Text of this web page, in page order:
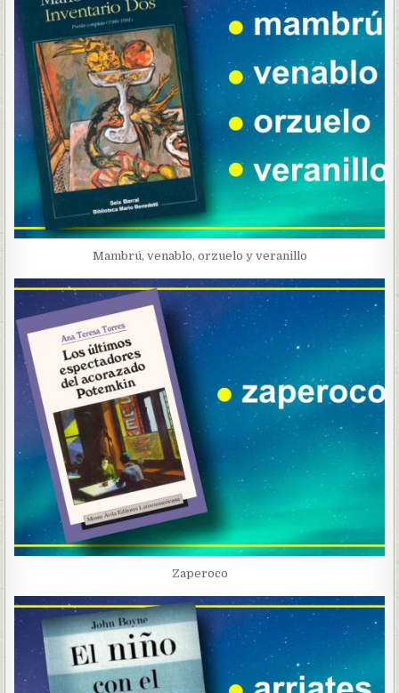
Mambrú, venablo, orzuelo y veranillo
Zaperoco